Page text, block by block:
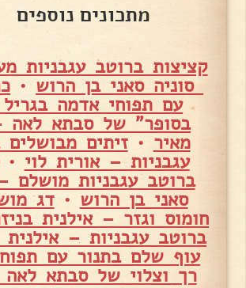
מתכונים נוספים
קציצות ברוטב עגבניות
סוניה סאני בן הרוש •
עם תפוחי אדמה
בסופר" של סבתא לאה
מאיר •זיתים מבושלים
עגבניות – אורית לוי
ברוטב עגבניות מושלם
סאני בן הרוש •דג
חומוס וגזר – אילנית
ברוטב עגבניות – אילנית
עוף שלם בתנור עם
רך וצלוי של סבתא